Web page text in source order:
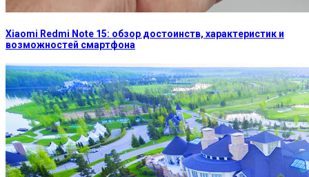
Xiaomi Redmi Note 15: обзор достоинств, характеристик и
возможностей смартфона